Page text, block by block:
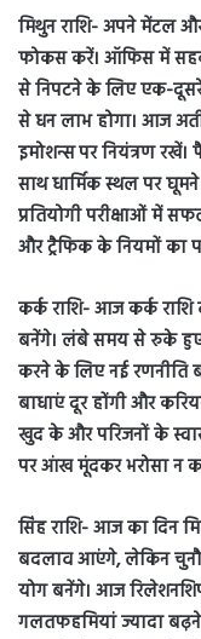
मिथुन राशि- अपने मेंटल
फोकस करें। ऑफिस में
से निपटने के लिए एक-
से धन लाभ होगा। आज
इमोशन्स पर नियंत्रण
साथ धार्मिक स्थल पर घूमने
प्रतियोगी परीक्षाओं में
और ट्रैफिक के नियमों का
कर्क राशि- आज कर्क
बनेंगे। लंबे समय से रुके
करने के लिए नई रणनीति
बाधाएं दूर होंगी और
खुद के और परिजनों के
पर आंख मूंदकर भरोसा न
सिंह राशि- आज का दिन
बदलाव आएंगे, लेकिन
योग बनेंगे। आज
गलतफहमियां ज्यादा बढ़ने